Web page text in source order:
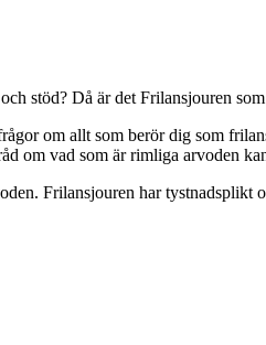
stöd? Då är det Frilansjouren
om allt som berör dig som
om vad som är rimliga arvoden
Frilansjouren har tystnadsplikt